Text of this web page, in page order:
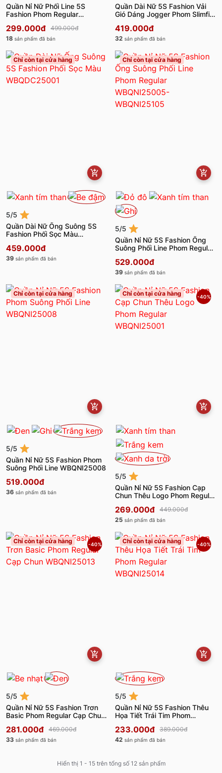
Quần Nỉ Nữ Phối Line 5S
Fashion Phom Regular
299.000đ
499.000đ
18 sản phẩm đã bán
Quần Dài Nữ 5S Fashion Vải
Gió Dáng Jogger Phom Slimfit
419.000đ
32 sản phẩm đã bán
Chỉ còn tại cửa hàng
5/5
Quần Dài Nữ Ống Suông 5S
Fashion Phối Sọc Màu
459.000đ
39 sản phẩm đã bán
Chỉ còn tại cửa hàng
5/5
Quần Nỉ Nữ 5S Fashion Ống
Suông Phối Line Phom Regular
529.000đ
39 sản phẩm đã bán
Chỉ còn tại cửa hàng
5/5
Quần Nỉ Nữ 5S Fashion Phom
Suông Phối Line WBQNI25008
519.000đ
36 sản phẩm đã bán
Chỉ còn tại cửa hàng -40%
5/5
Quần Nỉ Nữ 5S Fashion Cạp
Chun Thêu Logo Phom Regular
269.000đ
449.000đ
25 sản phẩm đã bán
Chỉ còn tại cửa hàng -40%
5/5
Quần Nỉ Nữ 5S Fashion Trơn
Basic Phom Regular Cạp Chun
281.000đ
469.000đ
33 sản phẩm đã bán
Chỉ còn tại cửa hàng -40%
5/5
Quần Nỉ Nữ 5S Fashion Thêu
Họa Tiết Trái Tim Phom
233.000đ
389.000đ
42 sản phẩm đã bán
Hiển thị 1 - 15 trên tổng số 12 sản phẩm